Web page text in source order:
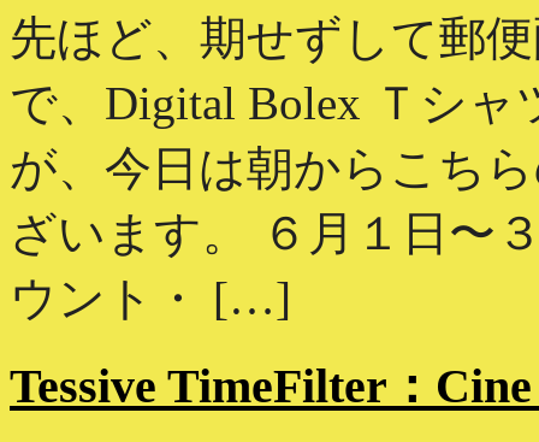
先ほど、期せずして郵
で、Digital Bolex Ｔシ
が、今日は朝からこち
ざいます。 ６月１日〜
ウント・ […]
Tessive TimeFilter：